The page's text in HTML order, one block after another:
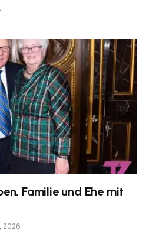
Familie und Ehe mit
2026